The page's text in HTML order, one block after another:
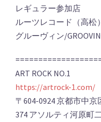
レギュラー参加店
ルーツレコード（高松）
グルーヴィン/
ART ROCK NO.1
https://artrock-1.com/
〒604-0924 京都市中
374 アソルティ河原町